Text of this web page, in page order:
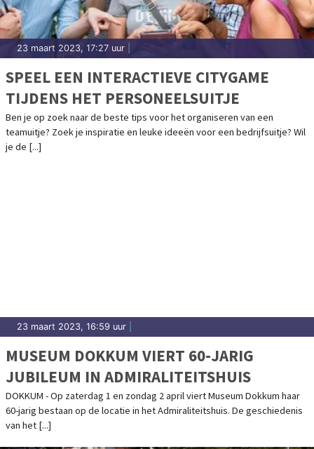
23 maart 2023, 17:27 uur
SPEEL EEN INTERACTIEVE CITYGAME
TIJDENS HET PERSONEELSUITJE
Ben je op zoek naar de beste tips voor het organiseren van een
teamuitje? Zoek je inspiratie en leuke ideeën voor een bedrijfsuitje? Wil
je de [...]
23 maart 2023, 16:59 uur
MUSEUM DOKKUM VIERT 60-JARIG
JUBILEUM IN ADMIRALITEITSHUIS
DOKKUM - Op zaterdag 1 en zondag 2 april viert Museum Dokkum haar
60-jarig bestaan op de locatie in het Admiraliteitshuis. De geschiedenis
van het [...]